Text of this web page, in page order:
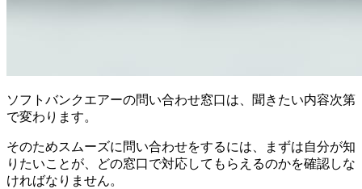
ソフトバンクエアーの問い合わせ窓口は、聞きたい内容次第
で変わります。
そのためスムーズに問い合わせをするには、まずは自分が知
りたいことが、どの窓口で対応してもらえるのかを確認しな
ければなりません。